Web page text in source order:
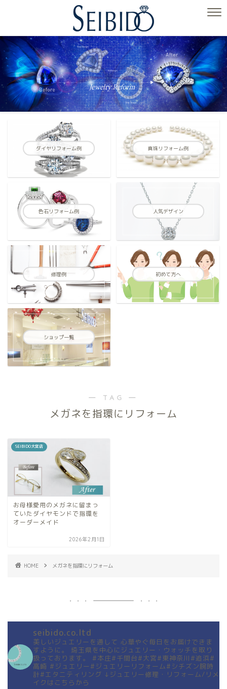
ダイヤリフォーム例 真珠リフォーム例
色石リフォーム例 人気デザイン
修理例 初めて方へ
ショップ一覧
― TAG ―
メガネを指環にリフォーム
SEIBIDO大宮店
お母様愛用のメガネに留まっ
ていたダイヤモンドで指環を
オーダーメイド
2026年2月1日
HOME メガネを指環にリフォーム
seibido.co.ltd
美しいジュエリーを通して 心華やぐ毎日をお届けできま
すように。
埼玉県を中心にジュエリー・ウォッチを取り
扱っております。
#本庄#千間台#大宮#東神奈川#追浜#
高崎 #ジュエリー#ジュエリーリフォーム#シチズン腕時
計#エタニティリング ↓ジュエリー修理・リフォーム/リメ
イクはこちらから